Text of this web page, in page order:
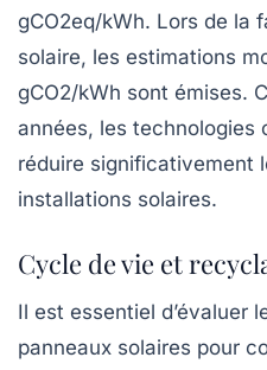
gCO2eq/kWh. Lors de la
solaire, les estimations
gCO2/kWh sont émises.
années, les technologies
réduire significativement
installations solaires.
Cycle de vie et
Il est essentiel d’évaluer
panneaux solaires pour